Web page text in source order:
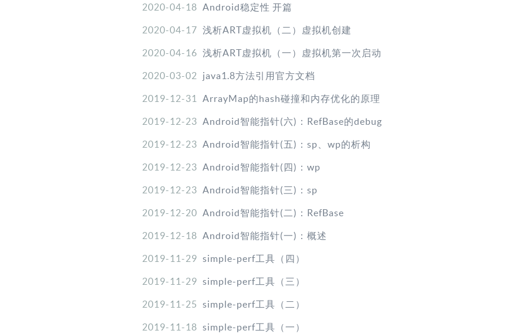
2020-04-18 Android稳定性 开篇
2020-04-17 浅析ART虚拟机（二）虚拟机创建
2020-04-16 浅析ART虚拟机（一）虚拟机第一次启动
2020-03-02 java1.8方法引用官方文档
2019-12-31 ArrayMap的hash碰撞和内存优化的原理
2019-12-23 Android智能指针(六)：RefBase的debug
2019-12-23 Android智能指针(五)：sp、wp的析构
2019-12-23 Android智能指针(四)：wp
2019-12-23 Android智能指针(三)：sp
2019-12-20 Android智能指针(二)：RefBase
2019-12-18 Android智能指针(一)：概述
2019-11-29 simple-perf工具（四）
2019-11-29 simple-perf工具（三）
2019-11-25 simple-perf工具（二）
2019-11-18 simple-perf工具（一）